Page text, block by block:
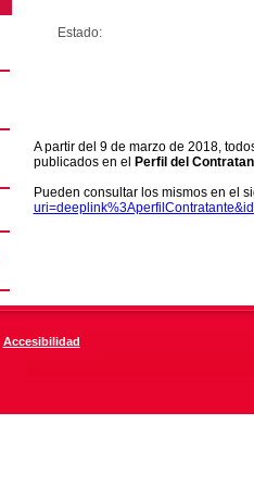
Estado:
A partir del 9 de marzo de 2018,
publicados en el
Perfil del
Pueden consultar los mismos en el
Accesibilidad